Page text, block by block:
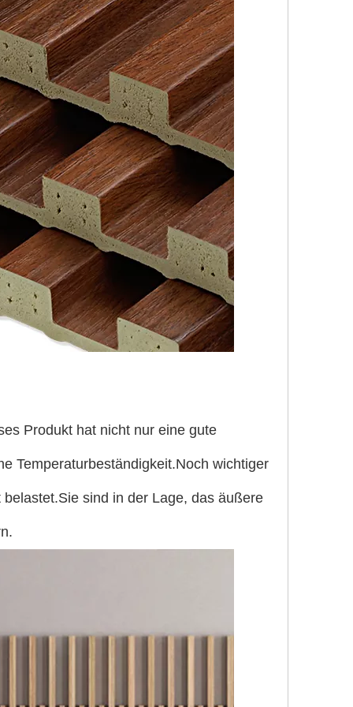
Produkt hat nicht nur eine gute
Temperaturbeständigkeit.Noch wichtiger
sind in der Lage, das äußere